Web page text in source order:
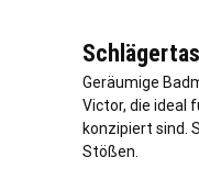
Geräumige
Victor, die ideal
konzipiert sind.
Stößen.